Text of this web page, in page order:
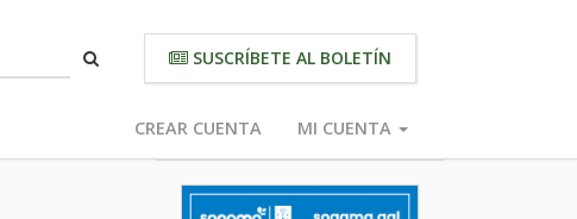
SUSCRÍBETE AL BOLETÍN
CREAR CUENTA MI CUENTA